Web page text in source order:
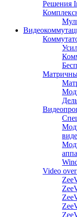
Решения
Video